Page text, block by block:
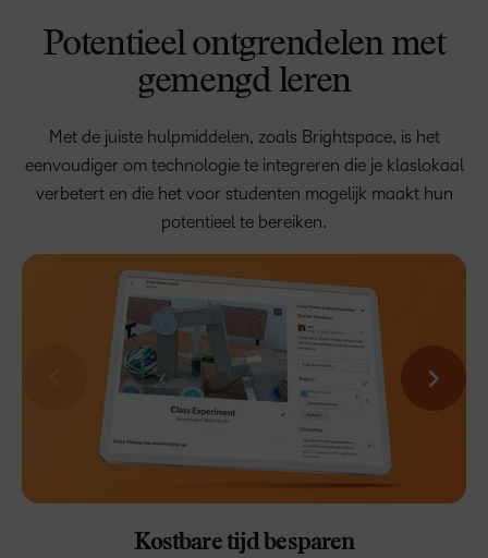
Potentieel ontgrendelen met
gemengd leren
Met de juiste hulpmiddelen, zoals Brightspace, is het
eenvoudiger om technologie te integreren die je klaslokaal
verbetert en die het voor studenten mogelijk maakt hun
potentieel te bereiken.
Kostbare tijd besparen
Instructies verbeteren
Gepersonaliseerd leren
Het welzijn van studenten ondersteunen
Ouders en voogden op de hoogte houden
Verbeter de communicatie tussen leraren en ouders of
voogden door families een kijkje in het klaslokaal te bieden.